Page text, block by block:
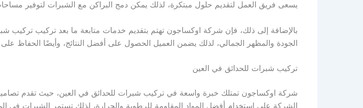
يسعى فريق العمل لتقديم حلول مبتكرة، لذلك يمكن دمج البراكن مع الشبرات لتوفير مساحات
بالإضافة إلى ذلك، فإن شركة اوكساجون تهتم بتقديم خدمات متابعة ما بعد تركيب تركيب
الجودة والمظهر الجمالي، لذلك يضمن العميل الحصول على أفضل النتائج، وأيضًا الحفاظ
تركيب شبرات للحدائق في العين
شركة اوكساجون تمتلك خبرة واسعة في تركيب شبرات للحدائق في العين، حيث تقدم
الشركة على استخدام أفضل المواد المقاومة للرطوبة والحرارة، لذلك تستمر الشبرات في